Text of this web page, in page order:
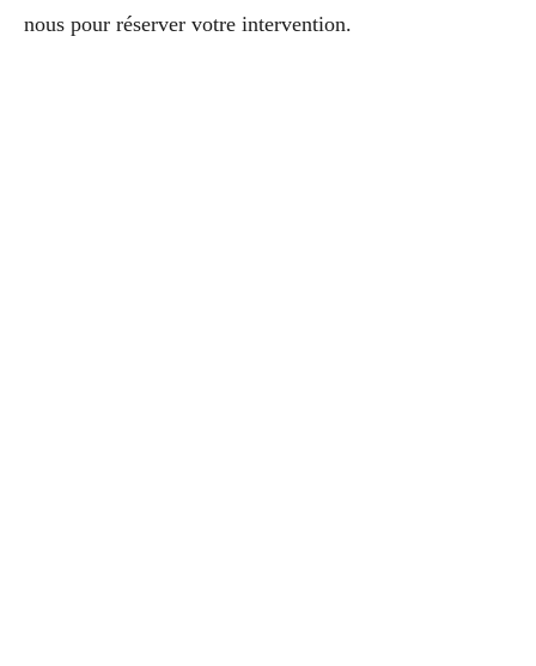
nous pour réserver votre intervention.